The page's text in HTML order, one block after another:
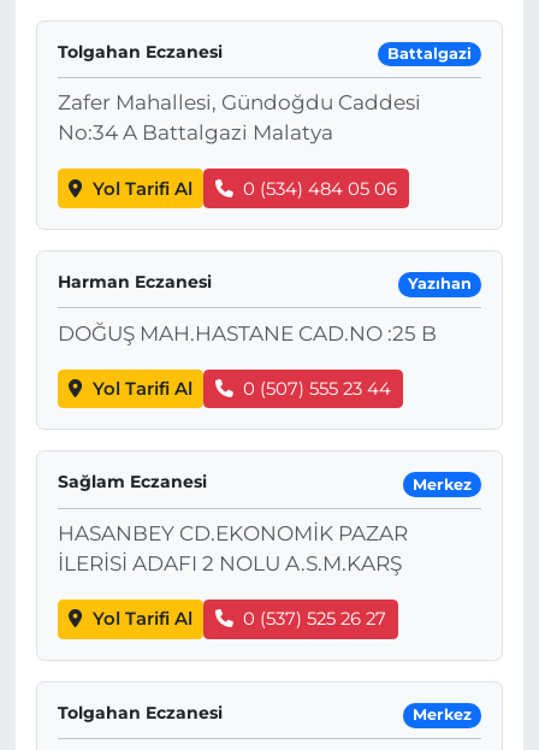
Tolgahan Eczanesi Battalgazi
Zafer Mahallesi, Gündoğdu Caddesi
No:34 A Battalgazi Malatya
Yol Tarifi Al 0 (534) 484 05 06
Harman Eczanesi Yazıhan
DOĞUŞ MAH.HASTANE CAD.NO :25 B
Yol Tarifi Al 0 (507) 555 23 44
Sağlam Eczanesi Merkez
HASANBEY CD.EKONOMİK PAZAR
İLERİSİ ADAFI 2 NOLU A.S.M.KARŞ
Yol Tarifi Al 0 (537) 525 26 27
Tolgahan Eczanesi Merkez